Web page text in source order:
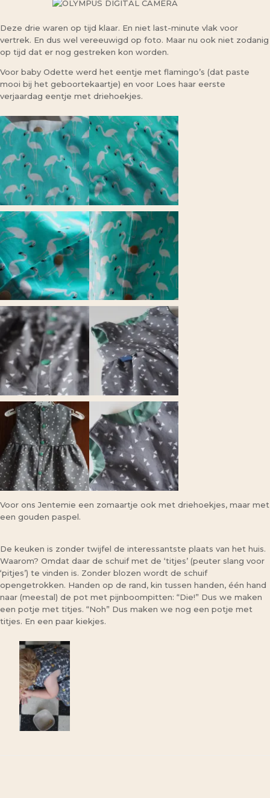
Deze drie waren op tijd klaar. En niet last-minute vlak voor
vertrek. En dus wel vereeuwigd op foto. Maar nu ook niet zodanig
op tijd dat er nog gestreken kon worden.
Voor baby Odette werd het eentje met flamingo’s (dat paste
mooi bij het geboortekaartje) en voor Loes haar eerste
verjaardag eentje met driehoekjes.
Voor ons Jentemie een zomaartje ook met driehoekjes, maar met
een gouden paspel.
De keuken is zonder twijfel de interessantste plaats van het huis.
Waarom? Omdat daar de schuif met de ‘titjes’ (peuter slang voor
‘pitjes’) te vinden is. Zonder blozen wordt de schuif
opengetrokken. Handen op de rand, kin tussen handen, één hand
naar (meestal) de pot met pijnboompitten: “Die!” Dus we maken
een potje met titjes. “Noh” Dus maken we nog een potje met
titjes. En een paar kiekjes.